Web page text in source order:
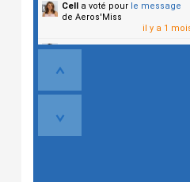
Cell a voté pour le message
de Aeros'Miss
il y a 1
Cella voté pourle message